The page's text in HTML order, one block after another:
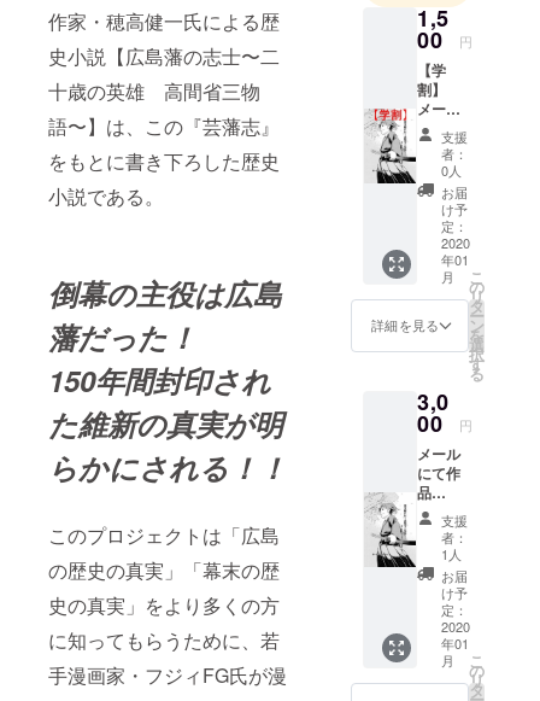
作家・穂高健一氏による歴
史小説【広島藩の志士〜二
十歳の英雄 高間省三物
語〜】は、この『芸藩志』
をもとに書き下ろした歴史
小説である。
倒幕の主役は広島
藩だった！
150年間封印され
た維新の真実が明
らかにされる！！
このプロジェクトは「広島
の歴史の真実」「幕末の歴
史の真実」をより多くの方
に知ってもらうために、若
手漫画家・フジィFG氏が漫
1,5
00 円
【学
割】
メール
にて作
品
（PDF
ファイ
ル）を
出来次
第、お
届けす
る ※た
くさん
の学生
の皆様
にも参
もらう
ための
「リ
ター
ン」で
す。 内
容は
【3000
円】の
ものと
同じで
す。 備
考欄に
「大学
生」
「高校
支援
者：
0人
お届
け予
定：
2020
年01
月
詳細を見る
こ
の
リ
タ
ー
ン
を
選
択
す
る
3,0
00 円
メール
にて作
品
（PDF
ファイ
ル）を
出来次
第、お
届けす
支援
者：
1人
お届
け予
定：
2020
年01
月
こ
の
リ
タ